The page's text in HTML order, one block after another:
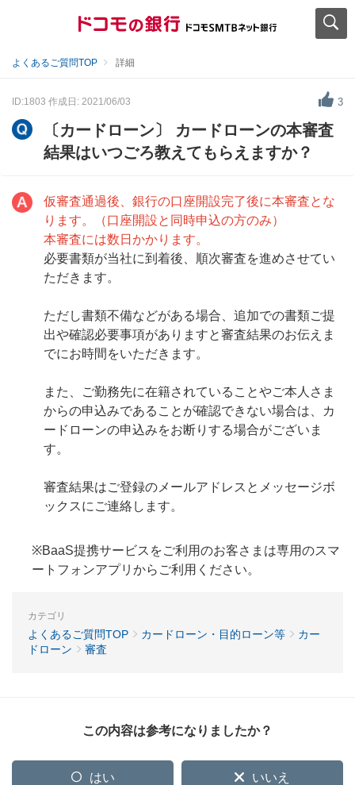
よくあるご質問TOP 詳細
ID:1803 作成日: 2021/06/03 3
〔カードローン〕 カードローンの本審査
結果はいつごろ教えてもらえますか？
仮審査通過後、銀行の口座開設完了後に本審査とな
ります。（口座開設と同時申込の方のみ）
本審査には数日かかります。
必要書類が当社に到着後、順次審査を進めさせてい
ただきます。
ただし書類不備などがある場合、追加での書類ご提
出や確認必要事項がありますと審査結果のお伝えま
でにお時間をいただきます。
また、ご勤務先に在籍されていることやご本人さま
からの申込みであることが確認できない場合は、カ
ードローンの申込みをお断りする場合がございま
す。
審査結果はご登録のメールアドレスとメッセージボ
ックスにご連絡します。
※BaaS提携サービスをご利用のお客さまは専用のスマ
ートフォンアプリからご利用ください。
カテゴリ
よくあるご質問TOP カードローン・目的ローン等
カー
ドローン
審査
この内容は参考になりましたか？
はい いいえ